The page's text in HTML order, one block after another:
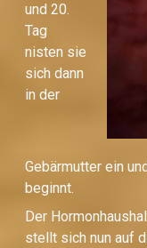
und 20.
Tag
nisten sie
sich dann
in der
Gebärmutter ein
beginnt.
Der
stellt sich nun auf